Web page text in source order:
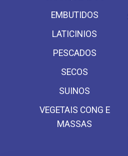
EMBUTIDOS
LATICINIOS
PESCADOS
SECOS
SUINOS
VEGETAIS CONG E
MASSAS